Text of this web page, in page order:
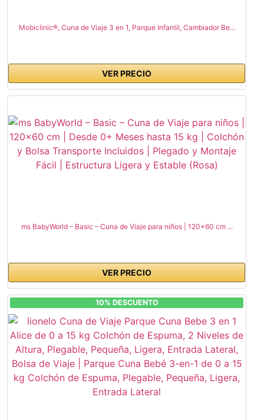
Mobiclinic®, Cuna de Viaje 3 en 1, Parque Infantil, Cambiador Be...
VER PRECIO
ms BabyWorld – Basic – Cuna de Viaje para niños | 120x60 cm ...
VER PRECIO
10% DESCUENTO